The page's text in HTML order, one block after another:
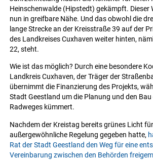
Heinschenwalde (Hipstedt) gekämpft. Dieser
nun in greifbare Nähe. Und das obwohl die
lange Strecke an der Kreisstraße 39 auf der
des Landkreises Cuxhaven weiter hinten,
22, steht.
Wie ist das möglich? Durch eine besondere
Landkreis Cuxhaven, der Träger der
übernimmt die Finanzierung des Projekts,
Stadt Geestland um die Planung und den Bau
Radweges kümmert.
Nachdem der Kreistag bereits grünes Licht
außergewöhnliche Regelung gegeben hatte,
Rat der Stadt Geestland den Weg für eine
Vereinbarung zwischen den Behörden